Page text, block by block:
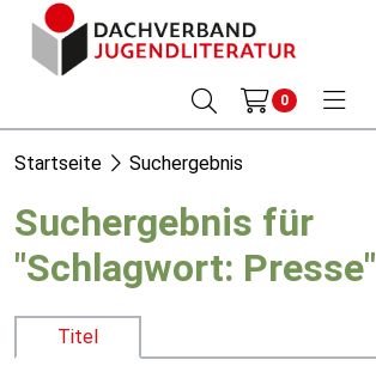
0
Startseite Suchergebnis
Suchergebnis für
"Schlagwort: Presse"
Titel